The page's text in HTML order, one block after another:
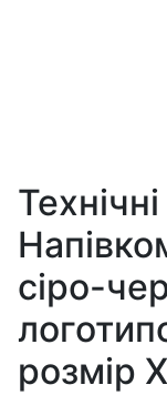
сіро-
розмір